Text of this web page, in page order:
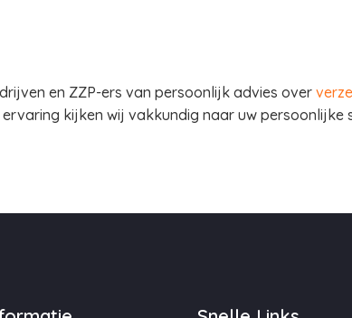
en ZZP-ers van persoonlijk advies over
kijken wij vakkundig naar uw persoonlijke